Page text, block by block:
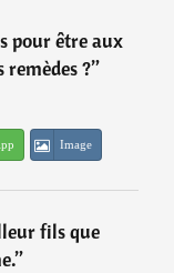
pour être aux
?”
Image
fils que
”